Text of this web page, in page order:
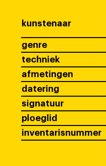
kunstenaar
genre
techniek
afmetingen
datering
signatuur
ploeglid
inventarisnummer